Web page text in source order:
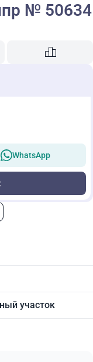
№ 50634
WhatsApp
участок